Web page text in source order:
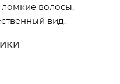
ломкие волосы,
вид.